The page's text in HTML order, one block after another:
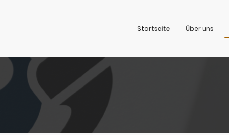
Startseite Über uns